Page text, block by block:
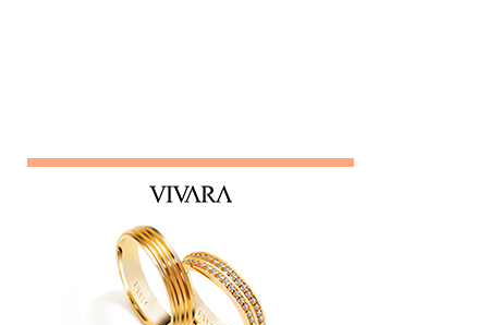
e está sempre metida em confusões. Colegas assim
raramente contribuem para a equipe - mantenha distância e
foque no seu trabalho. Impac...